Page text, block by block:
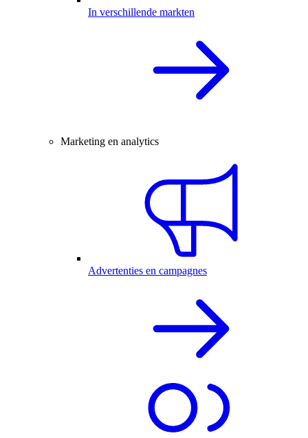
In verschillende markten
Marketing en analytics
Advertenties en campagnes